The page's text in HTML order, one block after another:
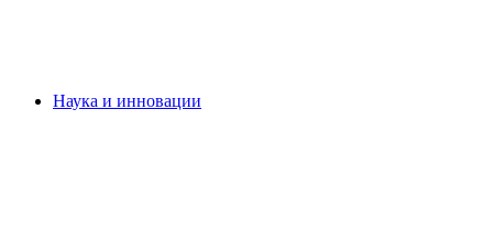
Наука и инновации